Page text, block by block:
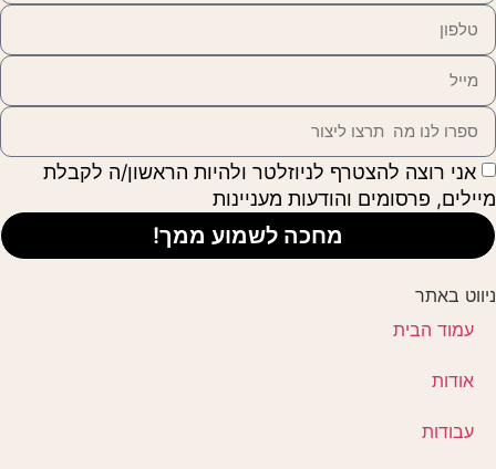
אני רוצה להצטרף לניוזלטר ולהיות הראשון/ה לקבלת
מיילים, פרסומים והודעות מעניינות
מחכה לשמוע ממך!
ניווט באתר
עמוד הבית
אודות
עבודות